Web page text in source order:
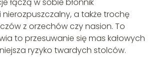
nierozpuszczalny, a także trochę
z orzechów czy nasion. To
to przesuwanie się mas kałowych
ryzyko twardych stolców.